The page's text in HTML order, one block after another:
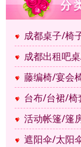
成都桌子/椅
成都出租吧
藤编椅/宴会
台布/台裙/椅
活动帐篷/篷
遮阳伞/太阳